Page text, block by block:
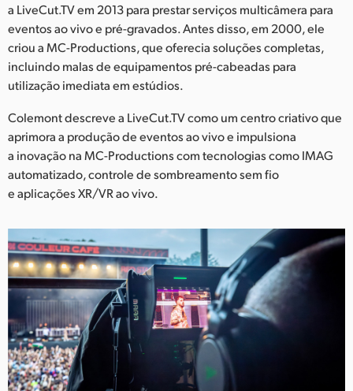
Mexico
Malaysia
Netherlands
New Zealand
Norway
Poland
Portugal
Singapore
South Africa
Spain
Sweden
a LiveCut.TV em 2013 para prestar serviços multicâmera para
eventos ao vivo e pré-gravados. Antes disso, em 2000, ele
criou a MC-Productions, que oferecia soluções completas,
incluindo malas de equipamentos pré-cabeadas para
utilização imediata em estúdios.
Colemont descreve a LiveCut.TV como um centro criativo que
aprimora a produção de eventos ao vivo e impulsiona
a inovação na MC-Productions com tecnologias como IMAG
automatizado, controle de sombreamento sem fio
e aplicações XR/VR ao vivo.